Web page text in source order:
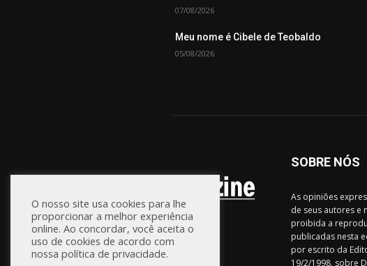
07/08/2026
Meu nome é Cibele de Teobaldo
05/08/2026
SOBRE NÓS
As opiniões
de seus autores e
proibida a
publicadas nesta
por escrito da
19/2/1998, sobre
O nosso site usa cookies para lhe
proporcionar a melhor experiência
online. Ao concordar, você aceita o
uso de cookies de acordo com
nossa política de privacidade.